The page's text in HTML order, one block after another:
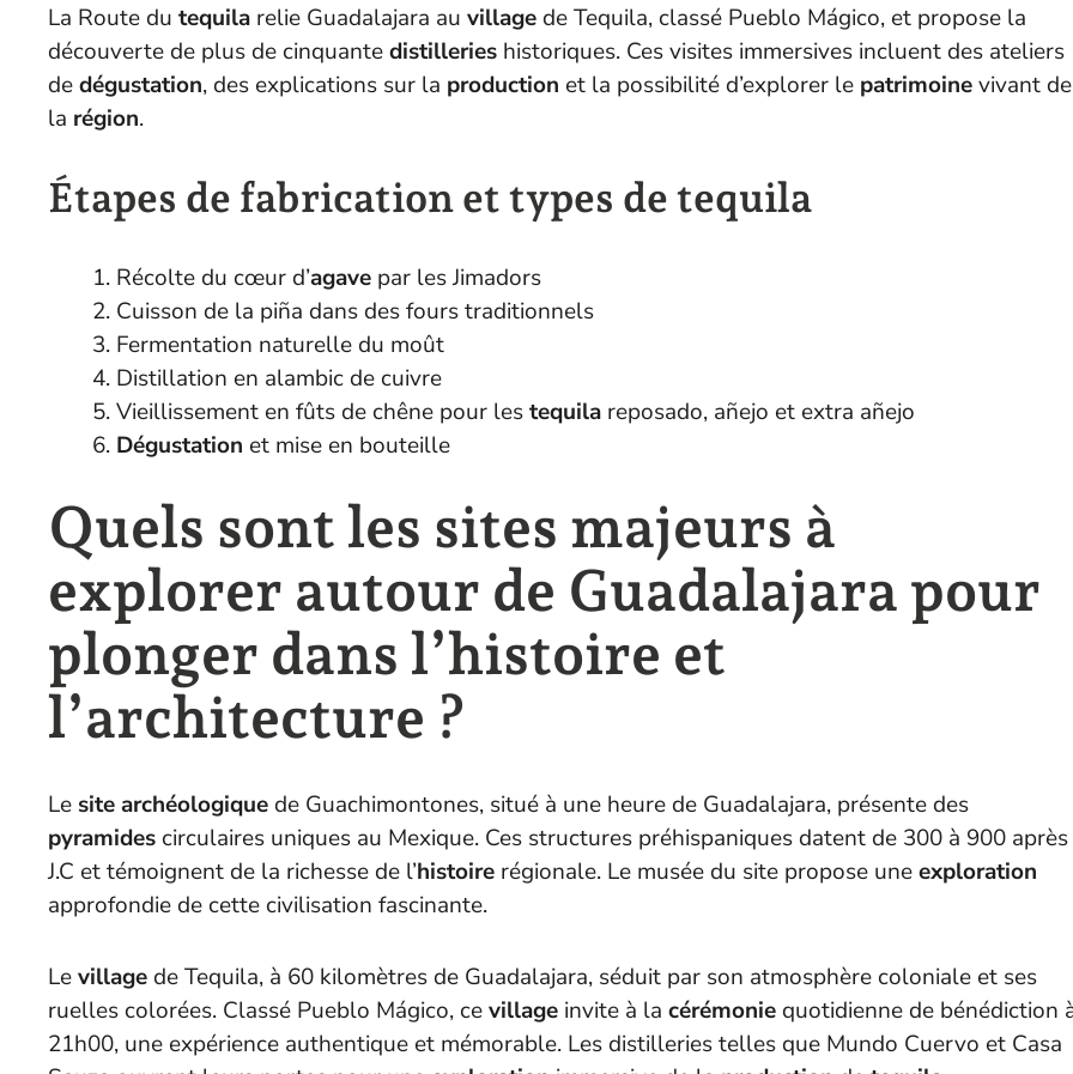
La Route du tequila relie Guadalajara au village de Tequila, classé Pueblo Mágico, et propose la
découverte de plus de cinquantedistilleries historiques. Ces visites immersives incluent des ateliers
dedégustation, des explications sur la production et la possibilité d’explorer le patrimoinevivant de
la région.
Étapes de fabrication et types de tequila
Récolte du cœur d’agave par les Jimadors
Cuisson de la piña dans des fours traditionnels
Fermentation naturelle du moût
Distillation en alambic de cuivre
Vieillissement en fûts de chêne pour lestequila reposado, añejo et extra añejo
Dégustation et mise en bouteille
Quels sont les sites majeurs à
explorer autour de Guadalajara pour
plonger dans l’histoire et
l’architecture ?
Le site archéologique de Guachimontones, situé à une heure de Guadalajara, présente des
pyramides circulaires uniques au Mexique. Ces structures préhispaniques datent de 300 à 900 après
J.C et témoignent de la richesse de l’histoire régionale. Le musée du site propose uneexploration
approfondie de cette civilisation fascinante.
Levillage de Tequila, à 60 kilomètres de Guadalajara, séduit par son atmosphère coloniale et ses
ruelles colorées. Classé Pueblo Mágico, cevillage invite à la cérémonie quotidienne de bénédiction
21h00, une expérience authentique et mémorable. Les distilleries telles que Mundo Cuervo et Casa